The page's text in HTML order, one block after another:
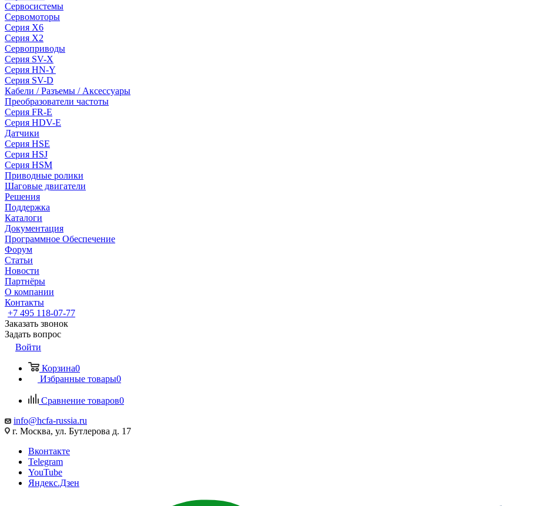
Сервосистемы
Сервомоторы
Серия X6
Серия X2
Сервоприводы
Серия SV-X
Серия HN-Y
Серия SV-D
Кабели / Разъемы / Аксессуары
Преобразователи частоты
Серия FR-E
Серия HDV-E
Датчики
Серия HSE
Серия HSJ
Серия HSM
Приводные ролики
Шаговые двигатели
Решения
Поддержка
Каталоги
Документация
Программное Обеспечение
Форум
Статьи
Новости
Партнёры
О компании
Контакты
+7 495 118-07-77
Заказать звонок
Задать вопрос
Войти
Корзина0
Избранные товары0
Сравнение товаров0
info@hcfa-russia.ru
г. Москва, ул. Бутлерова д. 17
Вконтакте
Telegram
YouTube
Яндекс.Дзен